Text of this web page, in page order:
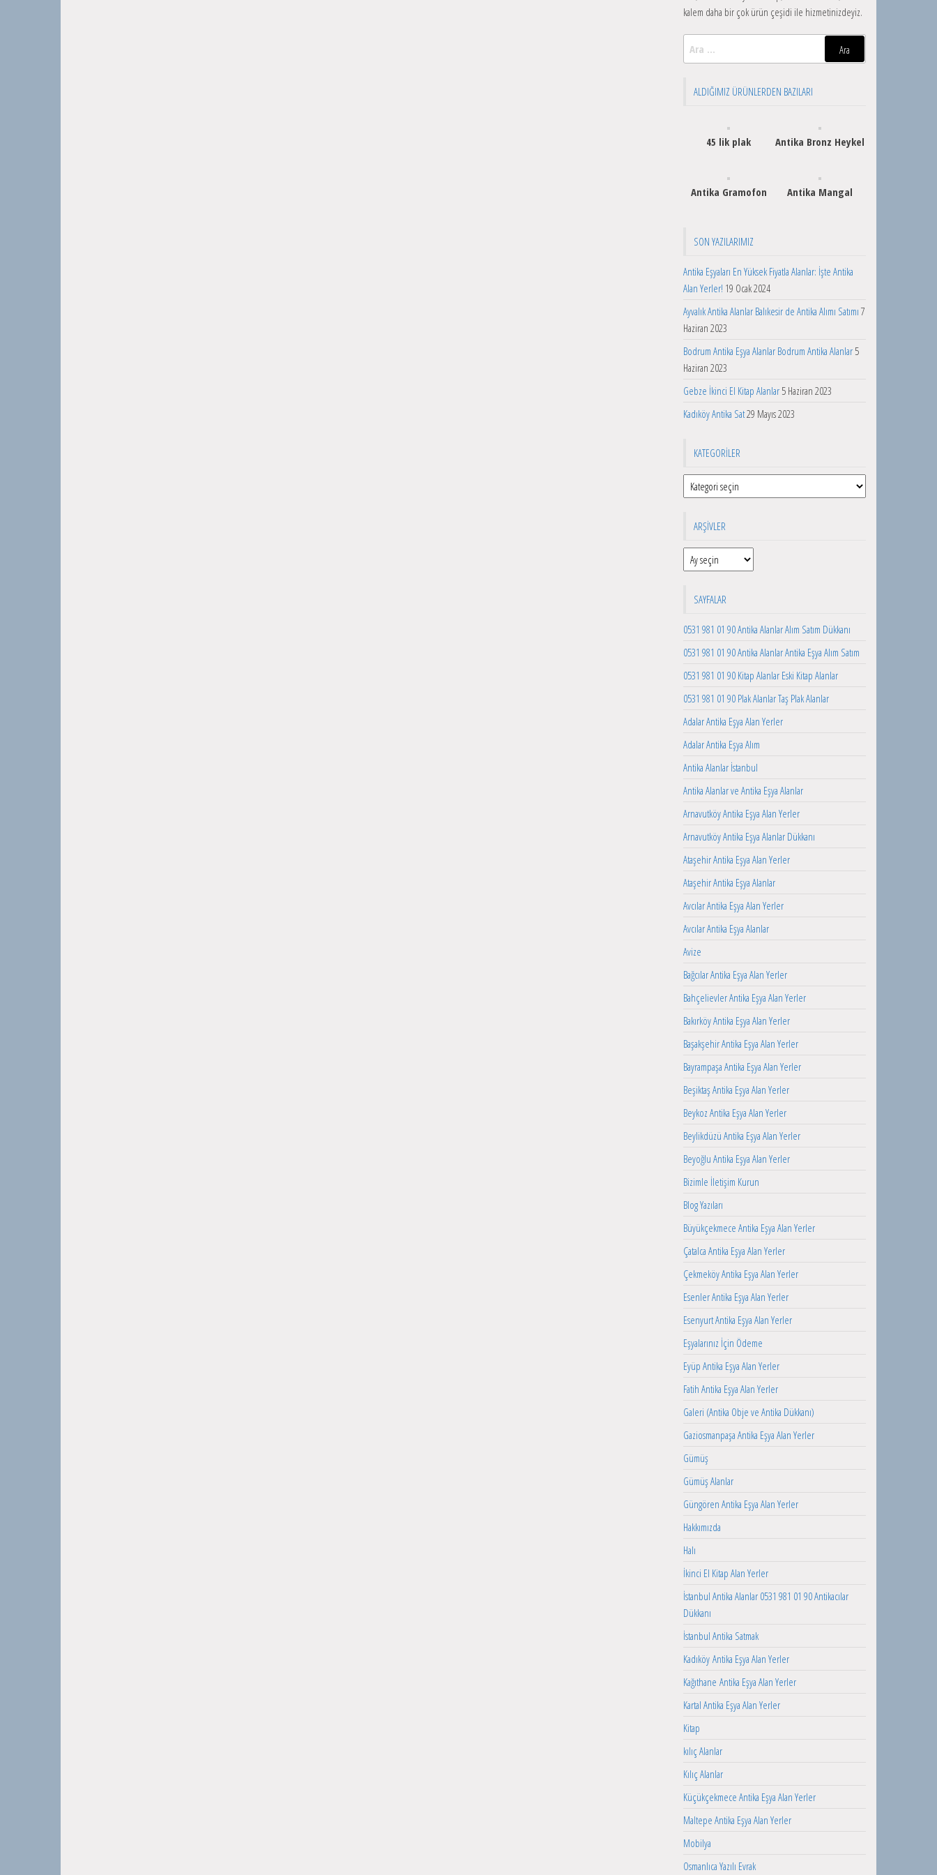
kalem daha bir çok ürün çeşidi ile hizmetinizdeyiz.
ALDIĞIMIZ ÜRÜNLERDEN BAZILARI
45 lik plak Antika Bronz Heykel
Antika Gramofon Antika Mangal
SON YAZILARIMIZ
Antika Eşyaları En Yüksek Fiyatla Alanlar: İşte Antika
Alan Yerler! 19 Ocak 2024
Ayvalık Antika Alanlar Balıkesir de Antika Alımı Satımı 7
Haziran 2023
Bodrum Antika Eşya Alanlar Bodrum Antika Alanlar 5
Haziran 2023
Gebze İkinci El Kitap Alanlar 5 Haziran 2023
Kadıköy Antika Sat29 Mayıs 2023
KATEGORILER
Kategoriler
ARŞIVLER
Arşivler
SAYFALAR
0531 981 01 90 Antika Alanlar Alım Satım Dükkanı
0531 981 01 90 Antika Alanlar Antika Eşya Alım Satım
0531 981 01 90 Kitap Alanlar Eski Kitap Alanlar
0531 981 01 90 Plak Alanlar Taş Plak Alanlar
Adalar Antika Eşya Alan Yerler
Adalar Antika Eşya Alım
Antika Alanlar İstanbul
Antika Alanlar ve Antika Eşya Alanlar
Arnavutköy Antika Eşya Alan Yerler
Arnavutköy Antika Eşya Alanlar Dükkanı
Ataşehir Antika Eşya Alan Yerler
Ataşehir Antika Eşya Alanlar
Avcılar Antika Eşya Alan Yerler
Avcılar Antika Eşya Alanlar
Avize
Bağcılar Antika Eşya Alan Yerler
Bahçelievler Antika Eşya Alan Yerler
Bakırköy Antika Eşya Alan Yerler
Başakşehir Antika Eşya Alan Yerler
Bayrampaşa Antika Eşya Alan Yerler
Beşiktaş Antika Eşya Alan Yerler
Beykoz Antika Eşya Alan Yerler
Beylikdüzü Antika Eşya Alan Yerler
Beyoğlu Antika Eşya Alan Yerler
Bizimle İletişim Kurun
Blog Yazıları
Büyükçekmece Antika Eşya Alan Yerler
Çatalca Antika Eşya Alan Yerler
Çekmeköy Antika Eşya Alan Yerler
Esenler Antika Eşya Alan Yerler
Esenyurt Antika Eşya Alan Yerler
Eşyalarınız İçin Ödeme
Eyüp Antika Eşya Alan Yerler
Fatih Antika Eşya Alan Yerler
Galeri (Antika Obje ve Antika Dükkanı)
Gaziosmanpaşa Antika Eşya Alan Yerler
Gümüş
Gümüş Alanlar
Güngören Antika Eşya Alan Yerler
Hakkımızda
Halı
İkinci El Kitap Alan Yerler
İstanbul Antika Alanlar 0531 981 01 90 Antikacılar
Dükkanı
İstanbul Antika Satmak
Kadıköy Antika Eşya Alan Yerler
Kağıthane Antika Eşya Alan Yerler
Kartal Antika Eşya Alan Yerler
Kitap
kılıç Alanlar
Kılıç Alanlar
Küçükçekmece Antika Eşya Alan Yerler
Maltepe Antika Eşya Alan Yerler
Mobilya
Osmanlıca Yazılı Evrak